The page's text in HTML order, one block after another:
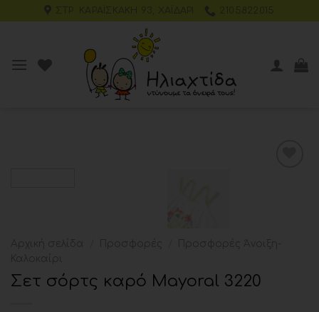
Σετ σόρτς καρό Mayoral 3220